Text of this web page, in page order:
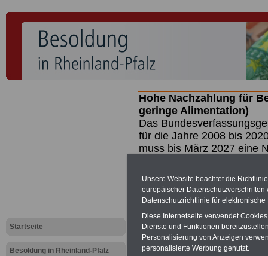
Startseite
Besoldung in Rheinland-Pfalz
Hohe Nachzahlung für
geringe Alimentation)
Das
für die Jahre 2008 bis
muss bis März 2027 eine
(Beamte &
geben (Medienberichten
mind.3.000 und 13.000
hierzu eine Broschüre
des Gesetzentwurfs der
(wahrscheinlich im
Broschüre.
Unsere Website beachtet die
europäischer
Datenschutzrichtlinie für
Diese Internetseite verwendet
Dienste und Funktionen
Personalisierung von Anzeigen
personalisierte Werbung genutzt.